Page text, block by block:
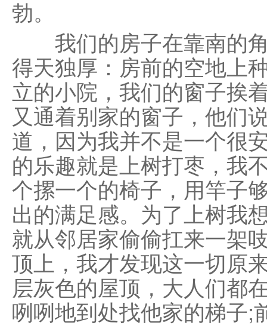
勃。
我们的房子在靠南的角
得天独厚：房前的空地上
立的小院，我们的窗子挨
又通着别家的窗子，他们
道，因为我并不是一个很
的乐趣就是上树打枣，我
个摞一个的椅子，用竿子
出的满足感。为了上树我
就从邻居家偷偷扛来一架
顶上，我才发现这一切原
层灰色的屋顶，大人们都
咧咧地到处找他家的梯子;